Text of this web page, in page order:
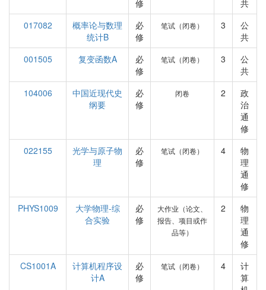
修
共
017082
概率论与数理
统计B
必
修
笔试（闭卷） 3
公
共
001505
复变函数A
必
修
笔试（闭卷） 3
公
共
104006
中国近现代史
纲要
必
修
闭卷 2
政
治
通
修
022155
光学与原子物
理
必
修
笔试（闭卷） 4
物
理
通
修
PHYS1009
大学物理-综
合实验
必
修
大作业（论文、
报告、项目或作
品等）
2
物
理
通
修
CS1001A
计算机程序设
计A
必
修
笔试（闭卷） 4
计
算